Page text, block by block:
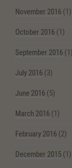
November 2016 (1)
October 2016 (1)
September 2016 (1)
July 2016 (3)
June 2016 (5)
March 2016 (1)
February 2016 (2)
December 2015 (1)